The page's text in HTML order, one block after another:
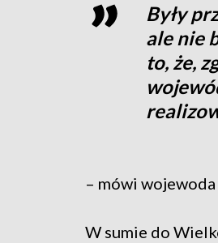
Były
ale nie
to, że,
– mówi
W sumie do